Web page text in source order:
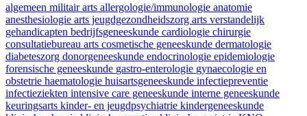
algemeen militair arts allergologie/immunologie anatomie
anesthesiologie arts jeugdgezondheidszorg arts verstandelijk
gehandicapten bedrijfsgeneeskunde cardiologie chirurgie
consultatiebureau arts cosmetische geneeskunde dermatologie
diabeteszorg donorgeneeskunde endocrinologie epidemiologie
forensische geneeskunde gastro-enterologie gynaecologie en
obstetrie haematologie huisartsgeneeskunde infectiepreventie
infectieziekten intensive care geneeskunde interne geneeskunde
keuringsarts kinder- en jeugdpsychiatrie kindergeneeskunde